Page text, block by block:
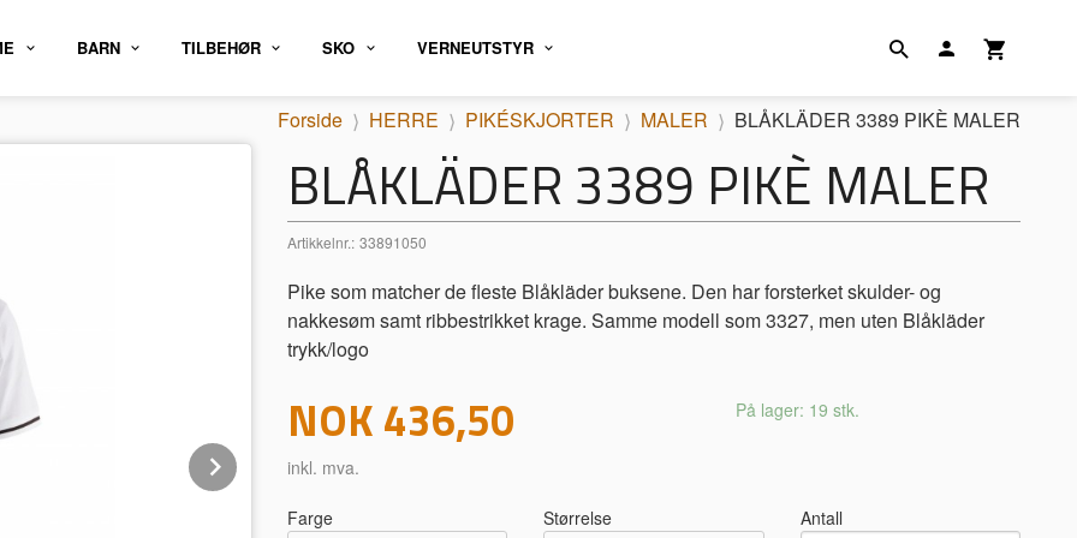
BARN TILBEHØR SKO VERNEUTSTYR
Forside HERRE PIKÉSKJORTER MALER BLÅKLÄDER 3389 PIKÈ MALER
Next
BLÅKLÄDER 3389 PIKÈ MALER
Artikkelnr.: 33891050
Pike som matcher de fleste Blåkläder buksene. Den har forsterket skulder- og
nakkesøm samt ribbestrikket krage. Samme modell som 3327, men uten Blåkläder
trykk/logo
Pris
NOK436,50
inkl. mva.
På lager: 19 stk.
Farge Størrelse Antall